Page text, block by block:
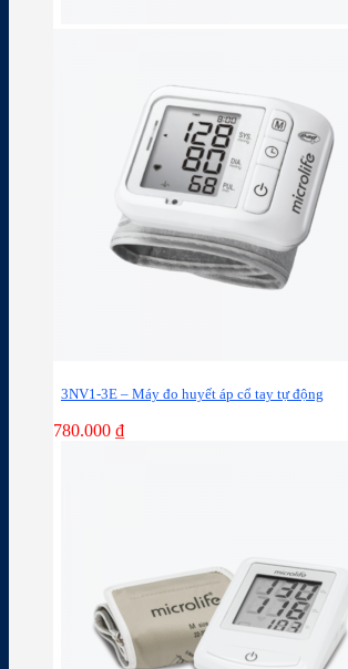
3NV1-3E – Máy đo huyết áp cổ tay tự động
780.000 ₫